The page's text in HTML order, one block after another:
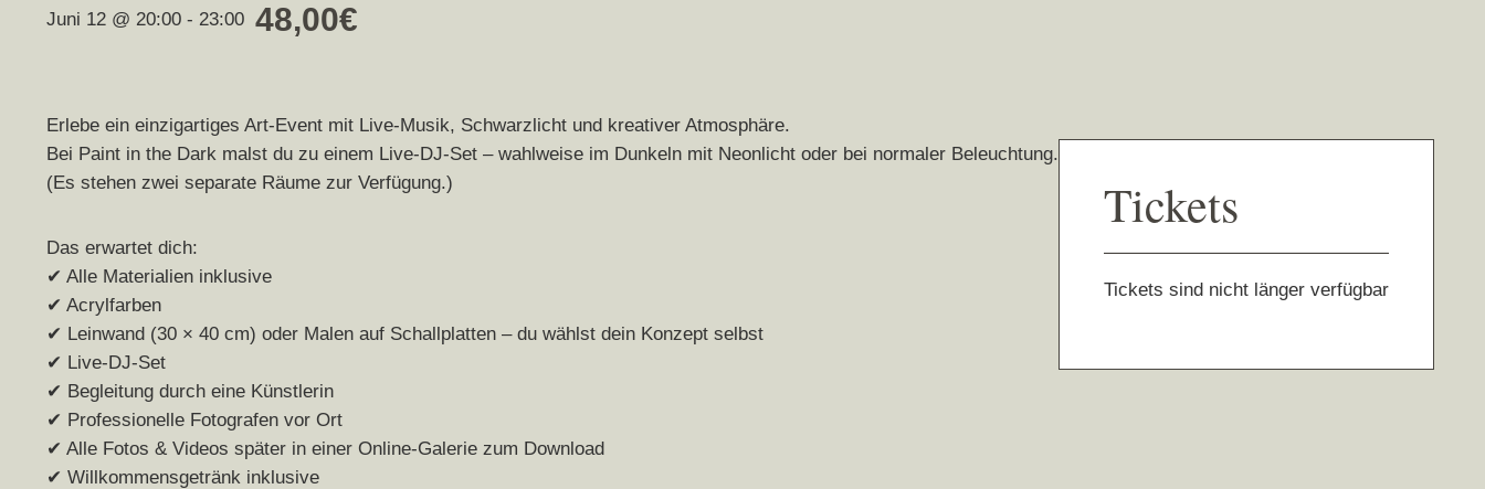
Juni 12 @ 20:00 - 23:00 48,00€
Erlebe ein einzigartiges Art-Event mit Live-Musik, Schwarzlicht und kreativer Atmosphäre.
Bei Paint in the Dark malst du zu einem Live-DJ-Set – wahlweise im Dunkeln mit Neonlicht oder bei normaler Beleuchtung.
(Es stehen zwei separate Räume zur Verfügung.)
Das erwartet dich:
✔ Alle Materialien inklusive
✔ Acrylfarben
✔ Leinwand (30 × 40 cm) oder Malen auf Schallplatten – du wählst dein Konzept selbst
✔ Live-DJ-Set
✔ Begleitung durch eine Künstlerin
✔ Professionelle Fotografen vor Ort
✔ Alle Fotos & Videos später in einer Online-Galerie zum Download
✔ Willkommensgetränk inklusive
Tickets
Tickets sind nicht länger verfügbar